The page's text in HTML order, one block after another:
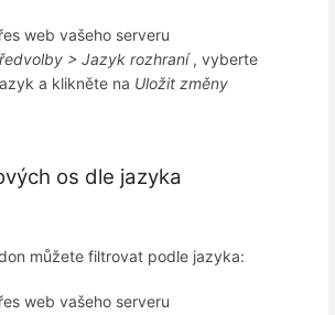
web vašeho serveru
> Jazyk rozhraní, vyberte
a klikněte na Uložit změny
os dle jazyka
můžete filtrovat podle jazyka:
web vašeho serveru